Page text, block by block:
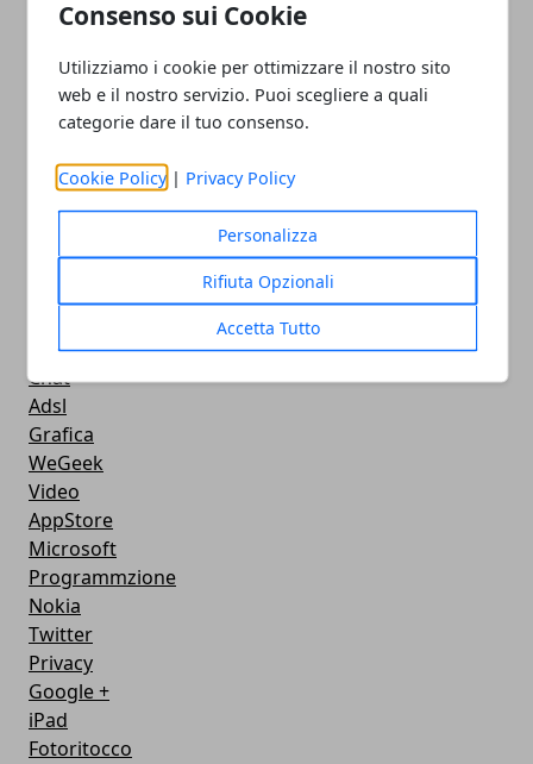
Consenso sui Cookie
Utilizziamo i cookie per ottimizzare il nostro sito
web e il nostro servizio. Puoi scegliere a quali
categorie dare il tuo consenso.
Cookie Policy| Privacy Policy
Personalizza
Rifiuta Opzionali
Accetta Tutto
iPhone
Videogames
Streaming
Android
MacBook
FaceBook
Console
Download
Chat
Adsl
Grafica
WeGeek
Video
AppStore
Microsoft
Programmzione
Nokia
Twitter
Privacy
Google +
iPad
Fotoritocco